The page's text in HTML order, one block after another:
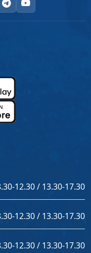
12.30 / 13.30-17.30
12.30 / 13.30-17.30
12.30 / 13.30-17.30